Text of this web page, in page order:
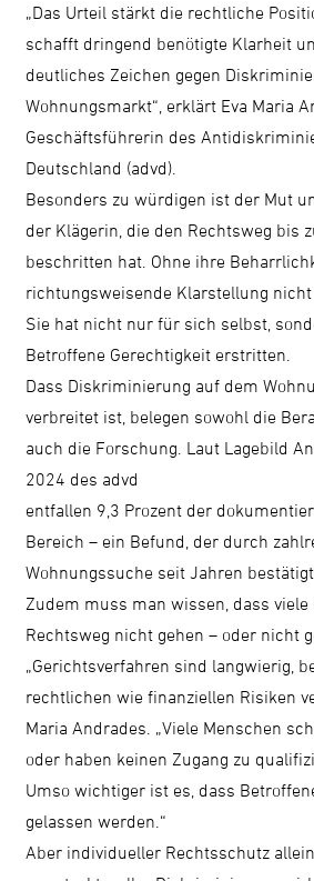
„Das Urteil stärkt die rechtliche
schafft dringend benötigte Klarheit
deutliches Zeichen gegen
Wohnungsmarkt“, erklärt Eva Maria
Geschäftsführerin des
Deutschland (advd).
Besonders zu würdigen ist der Mut
der Klägerin, die den Rechtsweg bis
beschritten hat. Ohne ihre
richtungsweisende Klarstellung nicht
Sie hat nicht nur für sich selbst,
Betroffene Gerechtigkeit erstritten.
Dass Diskriminierung auf dem
verbreitet ist, belegen sowohl die
auch die Forschung. Laut Lagebild
2024 des advd
entfallen 9,3 Prozent der
Bereich – ein Befund, der durch
Wohnungssuche seit Jahren bestätigt
Zudem muss man wissen, dass viele
Rechtsweg nicht gehen – oder nicht
„Gerichtsverfahren sind langwierig,
rechtlichen wie finanziellen Risiken
Maria Andrades. „Viele Menschen
oder haben keinen Zugang zu
Umso wichtiger ist es, dass
gelassen werden.“
Aber individueller Rechtsschutz